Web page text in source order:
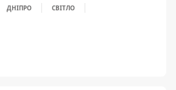
ДНІПРО
СВІТЛО